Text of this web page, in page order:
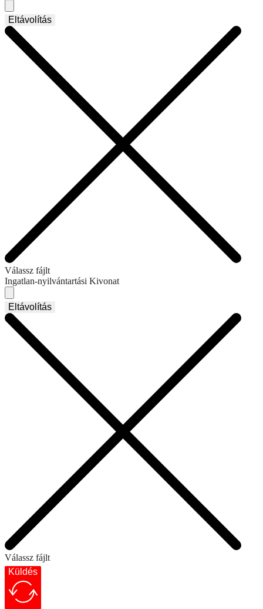
Eltávolítás
Válassz fájlt
Ingatlan-nyilvántartási Kivonat
Eltávolítás
Válassz fájlt
Küldés